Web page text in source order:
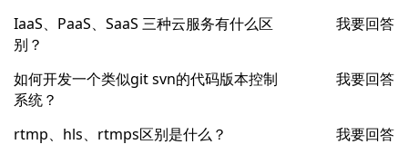
IaaS、PaaS、SaaS 三种云服务有什么区
别？
我要回答
如何开发一个类似git svn的代码版本控制
系统？
我要回答
rtmp、hls、rtmps区别是什么？
我要回答